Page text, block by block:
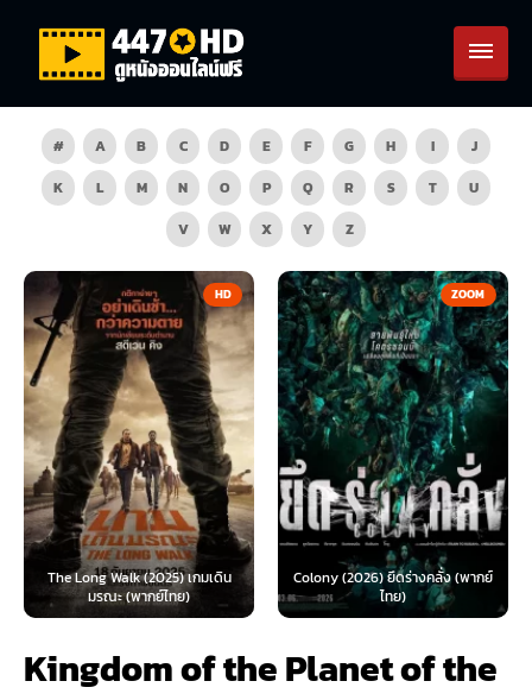
# A B C D E F G H I
J
K
L M N O P Q R S T
U
V
W X Y Z
HD
The Long Walk (2025) เกมเดิน
มรณะ (พากย์ไทย)
ZOOM
Colony (2026) ยึดร่างคลั่ง (พากย์
ไทย)
Kingdom of the Planet of the